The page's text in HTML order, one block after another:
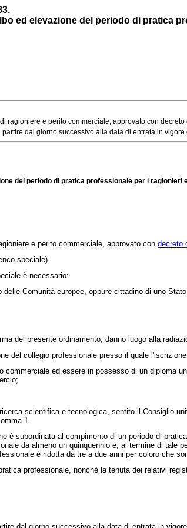
ed elevazione del periodo di pratica
e perito commerciale, approvato con
dal giorno successivo alla data di entrata in vigore
del periodo di pratica professionale per i ragionieri
e perito commerciale, approvato con decreto
speciale).
è necessario:
Comunità europee, oppure cittadino di uno
del presente ordinamento, danno luogo alla
del collegio professionale presso il quale
ed essere in possesso di un diploma
scientifica e tecnologica, sentito il Consiglio
1.
subordinata al compimento di un periodo di
da almeno un quinquennio e, al termine di
è ridotta da tre a due anni per coloro che
professionale, nonchè la tenuta dei relativi